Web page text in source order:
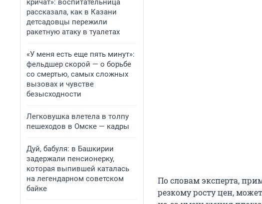
кричат»: воспитательница
рассказала, как в Казани
детсадовцы пережили
ракетную атаку в туалетах
«У меня есть еще пять минут»:
фельдшер скорой — о борьбе
со смертью, самых сложных
вызовах и чувстве
безысходности
Легковушка влетела в толпу
пешеходов в Омске — кадры
Дуй, бабуля: в Башкирии
задержали пенсионерку,
которая выпившей каталась
на легендарном советском
байке
По словам эксперта,
резкому росту цен,